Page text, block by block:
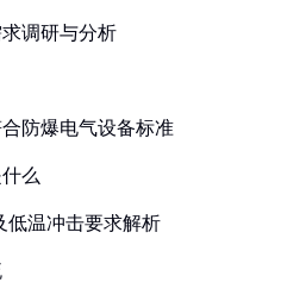
调研与分析
防爆电气设备标准
么
低温冲击要求解析